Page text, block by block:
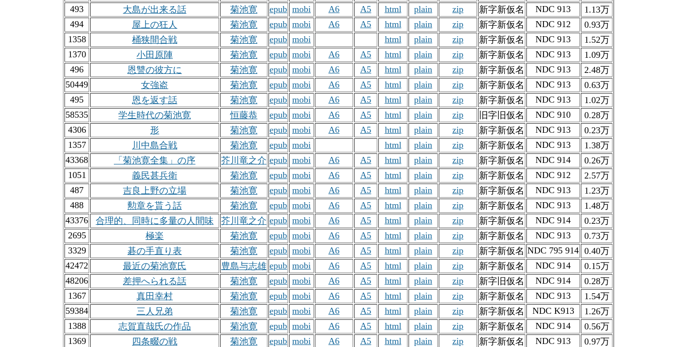
493
大島が出来る話 菊池寛 epub mobi A6 A5 html plain zip 新字新仮名 NDC 913
1.13万
494
屋上の狂人 菊池寛 epub mobi A6 A5 html plain zip 新字新仮名 NDC 912
0.93万
1358
桶狭間合戦 菊池寛 epub mobi html plain zip 新字新仮名 NDC 913
1.52万
1370
小田原陣 菊池寛 epub mobi A6 A5 html plain zip 新字新仮名 NDC 913
1.09万
496
恩讐の彼方に 菊池寛 epub mobi A6 A5 html plain zip 新字新仮名 NDC 913
2.48万
50449
女強盗 菊池寛 epub mobi A6 A5 html plain zip 新字新仮名 NDC 913
0.63万
495
恩を返す話 菊池寛 epub mobi A6 A5 html plain zip 新字新仮名 NDC 913
1.02万
58535
学生時代の菊池寛 恒藤恭 epub mobi A6 A5 html plain zip 旧字旧仮名 NDC 910
0.28万
4306
形 菊池寛 epub mobi A6 A5 html plain zip 新字新仮名 NDC 913
0.23万
1357
川中島合戦 菊池寛 epub mobi html plain zip 新字新仮名 NDC 913
1.38万
43368
「菊池寛全集」の序 芥川竜之介 epub mobi A6 A5 html plain zip 新字新仮名 NDC 914
0.26万
1051
義民甚兵衛 菊池寛 epub mobi A6 A5 html plain zip 新字新仮名 NDC 912
2.57万
487
吉良上野の立場 菊池寛 epub mobi A6 A5 html plain zip 新字新仮名 NDC 913
1.23万
488
勲章を貰う話 菊池寛 epub mobi A6 A5 html plain zip 新字新仮名 NDC 913
1.48万
43376
合理的、同時に多量の人間味 芥川竜之介 epub mobi A6 A5 html plain zip 新字新仮名 NDC 914
0.23万
2695
極楽 菊池寛 epub mobi A6 A5 html plain zip 新字新仮名 NDC 913
0.73万
3329
碁の手直り表 菊池寛 epub mobi A6 A5 html plain zip 新字新仮名 NDC 795 914 0.40万
42472
最近の菊池寛氏 豊島与志雄 epub mobi A6 A5 html plain zip 新字新仮名 NDC 914
0.15万
48206
差押へられる話 菊池寛 epub mobi A6 A5 html plain zip 新字旧仮名 NDC 914
0.28万
1367
真田幸村 菊池寛 epub mobi A6 A5 html plain zip 新字新仮名 NDC 913
1.54万
59384
三人兄弟 菊池寛 epub mobi A6 A5 html plain zip 新字新仮名 NDC K913
1.26万
1388
志賀直哉氏の作品 菊池寛 epub mobi A6 A5 html plain zip 新字新仮名 NDC 914
0.56万
1369
四条畷の戦 菊池寛 epub mobi A6 A5 html plain zip 新字新仮名 NDC 913
0.97万